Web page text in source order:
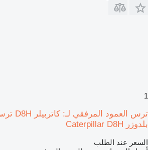
1
بلدوزر Caterpillar D8H
السعر عند الطلب